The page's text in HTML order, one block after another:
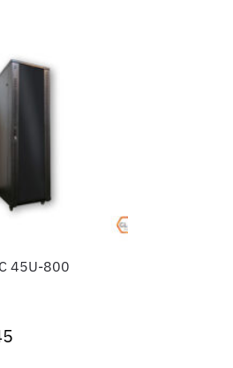
45U-800